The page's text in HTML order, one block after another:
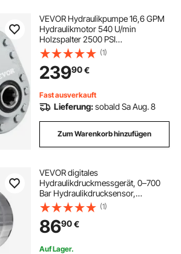
VEVOR Hydraulikpumpe 16,6 GPM
Hydraulikmotor 540 U/min
Holzspalter 2500 PSI
Hydraulikspalter SAE 12
Auslassanschluss Hydraulikpumpe
für Holzspalter für LKW-
Heckklappenlift, Scherenlift,
Kippanhänger
(1)
23990€
Fast ausverkauft
Lieferung:sobald Sa Aug. 8
Zum Warenkorb hinzufügen
VEVOR digitales
Hydraulikdruckmessgerät, 0–700
Bar Hydraulikdrucksensor,
Manometertester mit 1/4 Zoll NPT-
Basiseingang für
Baggerbaumaschinen,
Hydraulikprüfmanometer
Edelstahlgehäuse
(1)
8690€
Auf Lager.